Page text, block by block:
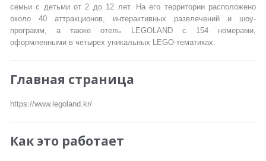
семьи с детьми от 2 до 12 лет. На его территории расположено
около 40 аттракционов, интерактивных развлечений и шоу-
программ, а также отель LEGOLAND с 154 номерами,
оформленными в четырех уникальных LEGO-тематиках.
Главная страница
https://www.legoland.kr/
Как это работает